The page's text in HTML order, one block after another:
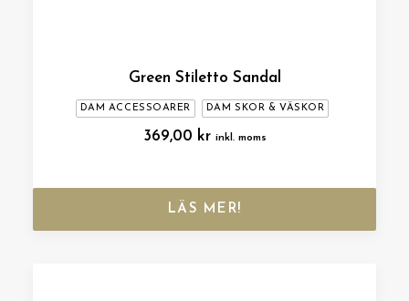
Green Stiletto Sandal
DAM ACCESSOARER DAM SKOR & VÄSKOR
369,00 kr inkl. moms
LÄS MER!